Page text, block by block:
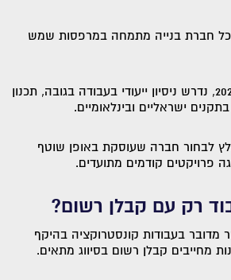
חברת בנייה מתמחה במרפסות שמש
לפי המידע הקיים ב-2025, נדרש ניסיון ייעודי בעבודה בגובה, תכנון
ישראליים ובינלאומיים.
לבחור חברה שעוסקת באופן שוטף
פרויקטים קודמים מתועדים.
רק עם קבלן רשום?
מדובר בעבודות קונסטרוקציה בהיקף
מחייבים קבלן רשום בסיווג מתאים.